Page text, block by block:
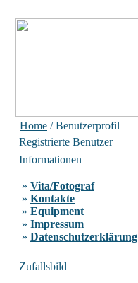
Home / Benutzerprofil
Registrierte Benutzer
Informationen
» Vita/Fotograf
» Kontakte
» Equipment
» Impressum
» Datenschutzerklärung
Zufallsbild